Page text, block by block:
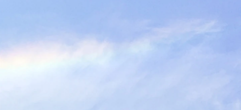
気象予報士講座について